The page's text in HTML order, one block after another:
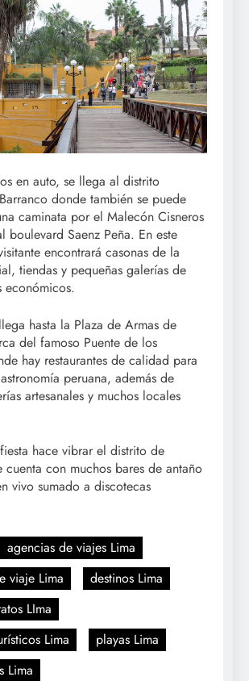
en auto, se llega al distrito
donde también se puede
caminata por el Malecón Cisneros
boulevard Saenz Peña. En este
encontrará casonas de la
tiendas y pequeñas galerías de
económicos.
hasta la Plaza de Armas de
del famoso Puente de los
hay restaurantes de calidad para
peruana, además de
artesanales y muchos locales
hace vibrar el distrito de
cuenta con muchos bares de antaño
vivo sumado a discotecas
agencias de viajes Lima
viaje Lima
destinos Lima
LIma
Lima
playas Lima
Lima